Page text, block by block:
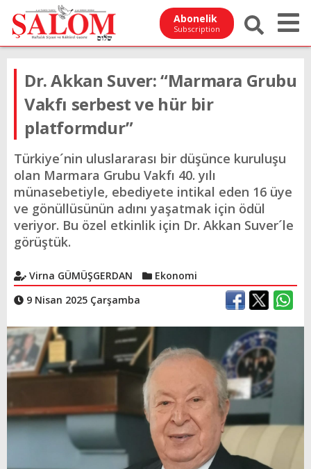
Abonelik
Subscription
Dr. Akkan Suver: “Marmara Grubu
Vakfı serbest ve hür bir
platformdur”
Türkiye´nin uluslararası bir düşünce kuruluşu
olan Marmara Grubu Vakfı 40. yılı
münasebetiyle, ebediyete intikal eden 16 üye
ve gönüllüsünün adını yaşatmak için ödül
veriyor. Bu özel etkinlik için Dr. Akkan Suver´le
görüştük.
Virna GÜMÜŞGERDAN
Ekonomi
9 Nisan 2025 Çarşamba